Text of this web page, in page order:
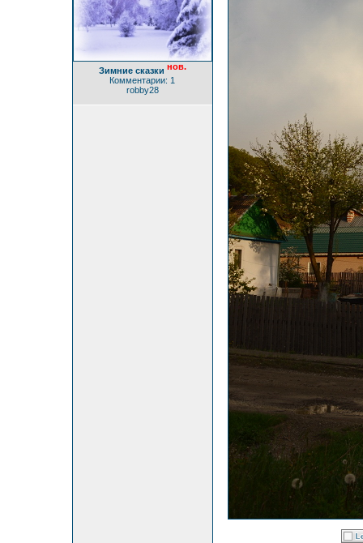
Зимние сказки нов.
Комментарии: 1
robby28